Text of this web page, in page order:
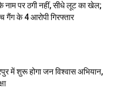
नाम पर ठगी नहीं, सीधे लूट का खेल;
गैंग के 4 आरोपी गिरफ्तार
में शुरू होगा जन विश्वास अभियान,